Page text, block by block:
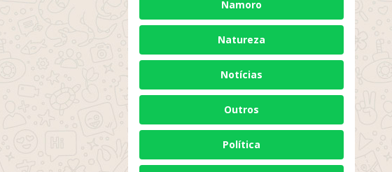
Namoro
Natureza
Notícias
Outros
Política